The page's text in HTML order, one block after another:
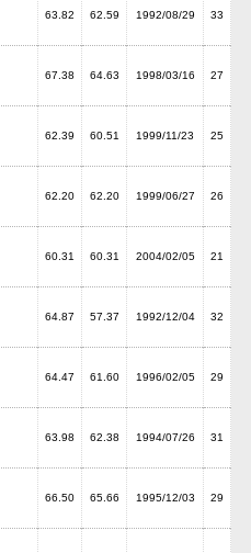
63.82 62.59 1992/08/29 33
67.38 64.63 1998/03/16 27
62.39 60.51 1999/11/23 25
62.20 62.20 1999/06/27 26
60.31 60.31 2004/02/05 21
64.87 57.37 1992/12/04 32
64.47 61.60 1996/02/05 29
63.98 62.38 1994/07/26 31
66.50 65.66 1995/12/03 29